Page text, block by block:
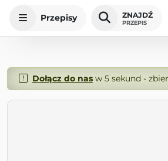
Przepisy ZNAJDŹ
PRZEPIS
Dołącz do nasw 5 sekund -